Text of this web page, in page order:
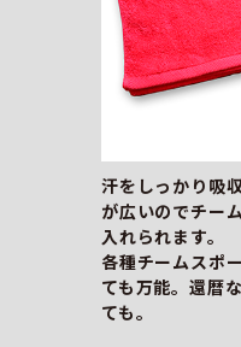
汗をしっかり吸
が広いのでチー
入れられます。
各種チームスポ
ても万能。還暦
ても。